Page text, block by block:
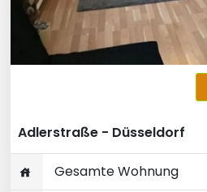
Adlerstraße - Düsseldorf
Gesamte Wohnung